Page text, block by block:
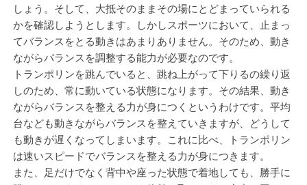
しょう。そして、大抵そのままその場にとどまっていられる
かを確認しようとします。しかしスポーツにおいて、止まっ
てバランスをとる動きはあまりありません。そのため、動き
ながらバランスを調整する能力が必要なのです。
トランポリンを跳んでいると、跳ね上がって下りるの繰り返
しのため、常に動いている状態になります。その結果、動き
ながらバランスを整える力が身につくというわけです。平均
台なども動きながらバランスを整えていきますが、どうして
も動きが遅くなってしまいます。これに比べ、トランポリン
は速いスピードでバランスを整える力が身につきます。
また、足だけでなく背中や座った状態で着地しても、勝手に